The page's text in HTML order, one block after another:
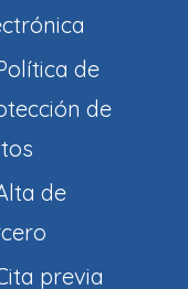
de
de
de
previa